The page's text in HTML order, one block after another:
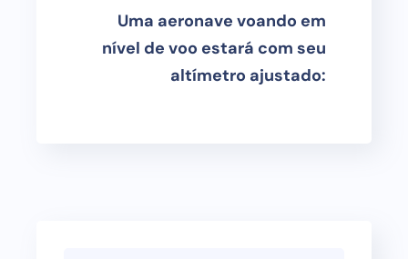
Uma aeronave voando em
nível de voo estará com seu
altímetro ajustado: